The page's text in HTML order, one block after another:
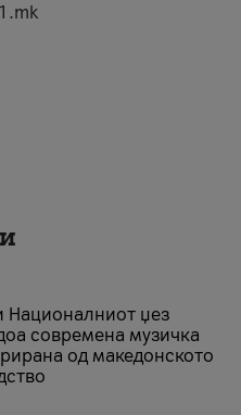
Националниот џез
современа музичка
од македонското